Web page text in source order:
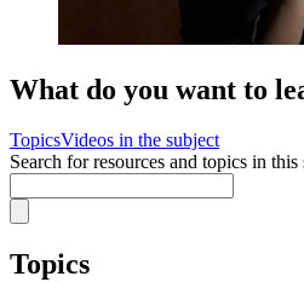
What do you want to
TopicsVideos in the subject
Search for resources and topics in this
Topics